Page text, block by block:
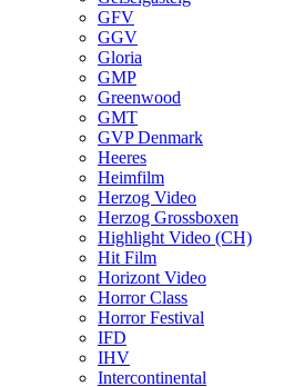
GFV
GGV
Gloria
GMP
Greenwood
GMT
GVP Denmark
Heeres
Heimfilm
Herzog Video
Herzog Grossboxen
Highlight Video (CH)
Hit Film
Horizont Video
Horror Class
Horror Festival
IFD
IHV
Intercontinental